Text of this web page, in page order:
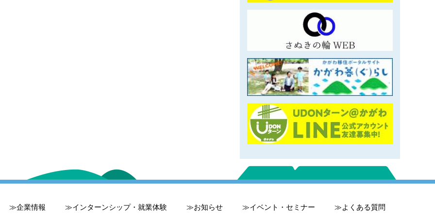
企業情報 インターンシップ・就業体験 お知らせ イベント・セミナー よくある質問